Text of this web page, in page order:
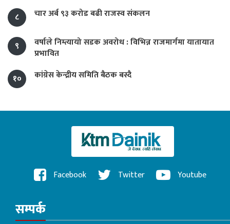
८
चार अर्ब ९३ करोड बढी राजस्व संकलन
९
वर्षाले निम्त्यायो सडक अवरोध : विभिन्न राजमार्गमा यातायात
प्रभावित
१०
कांग्रेस केन्द्रीय समिति बैठक बस्दै
Facebook Twitter Youtube
सम्पर्क